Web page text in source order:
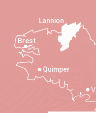
Quimper
Lannion
Brest